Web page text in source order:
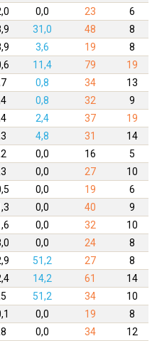
0,0 23
6
31,0 48 8
3,6 19
8
11,4 79
19
0,8 34
13
0,8 32 9
2,4 37
19
4,8 31
14
0,0 16 5
0,0 27
10
0,0 19
6
0,0 40
9
0,0 32
10
0,0 24
8
51,2 27 8
14,2 61
14
51,2 34
10
0,0 19
8
0,0 34 12